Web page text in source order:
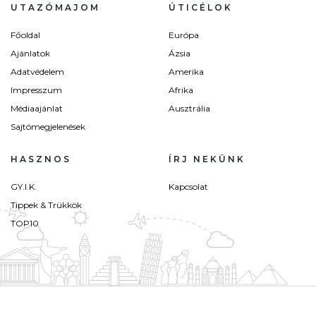
UTAZÓMAJOM
Főoldal
Ajánlatok
Adatvédelem
Impresszum
Médiaajánlat
Sajtómegjelenések
ÚTICÉLOK
Európa
Ázsia
Amerika
Afrika
Ausztrália
HASZNOS
GY.I.K.
Tippek & Trükkök
TOP10
ÍRJ NEKÜNK
Kapcsolat